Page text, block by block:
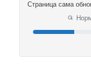
Страница сама
⟳